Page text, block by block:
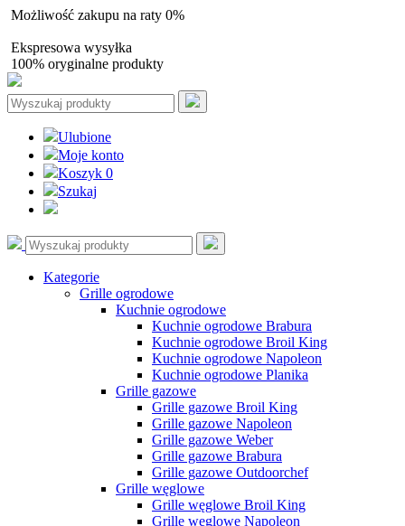
Możliwość zakupu na raty 0%
Ekspresowa wysyłka
100% oryginalne produkty
Ulubione
Moje konto
Koszyk 0
Szukaj
Kategorie
Grille ogrodowe
Kuchnie ogrodowe
Kuchnie ogrodowe Brabura
Kuchnie ogrodowe Broil King
Kuchnie ogrodowe Napoleon
Kuchnie ogrodowe Planika
Grille gazowe
Grille gazowe Broil King
Grille gazowe Napoleon
Grille gazowe Weber
Grille gazowe Brabura
Grille gazowe Outdoorchef
Grille węglowe
Grille węglowe Broil King
Grille węglowe Napoleon